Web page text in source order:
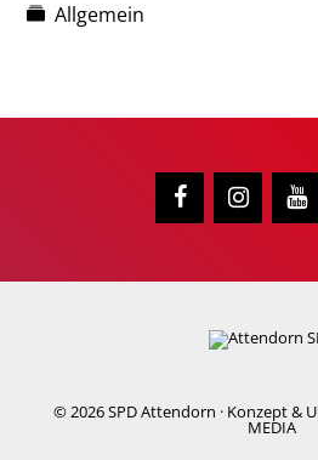
Allgemein
© 2026SPD Attendorn · Konzept &
MEDIA